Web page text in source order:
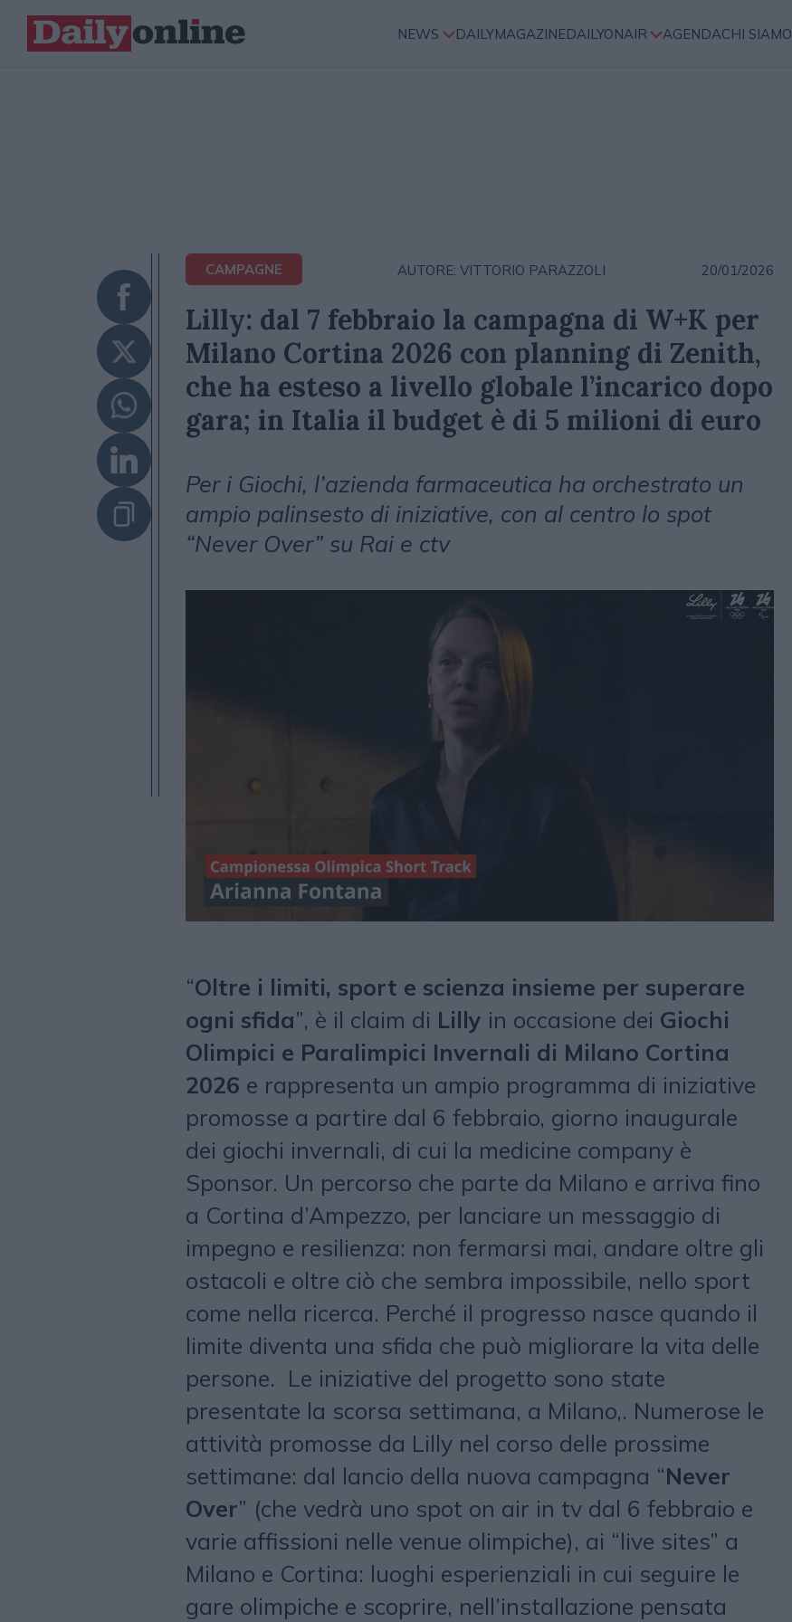
NEWS DAILYMAGAZINEDAILYONAIR AGENDACHI SIAMO
CAMPAGNE AUTORE: VITTORIO PARAZZOLI 20/01/2026
Lilly: dal 7 febbraio la campagna di W+K per
Milano Cortina 2026 con planning di Zenith,
che ha esteso a livello globale l’incarico dopo
gara; in Italia il budget è di 5 milioni di euro
Per i Giochi, l’azienda farmaceutica ha orchestrato un
ampio palinsesto di iniziative, con al centro lo spot
“Never Over” su Rai e ctv
“Oltre i limiti, sport e scienza insieme per superare
ogni sfida”, è il claim di Lilly in occasione dei Giochi
Olimpici e Paralimpici Invernali di Milano Cortina
2026 e rappresenta un ampio programma di iniziative
promosse a partire dal 6 febbraio, giorno inaugurale
dei giochi invernali, di cui la medicine company è
Sponsor. Un percorso che parte da Milano e arriva fino
a Cortina d’Ampezzo, per lanciare un messaggio di
impegno e resilienza: non fermarsi mai, andare oltre gli
ostacoli e oltre ciò che sembra impossibile, nello sport
come nella ricerca. Perché il progresso nasce quando il
limite diventa una sfida che può migliorare la vita delle
persone. Le iniziative del progetto sono state
presentate la scorsa settimana, a Milano,. Numerose le
attività promosse da Lilly nel corso delle prossime
settimane: dal lancio della nuova campagna “Never
Over” (che vedrà uno spot on air in tv dal 6 febbraio e
varie affissioni nelle venue olimpiche), ai “live sites” a
Milano e Cortina: luoghi esperienziali in cui seguire le
gare olimpiche e scoprire, nell’installazione pensata